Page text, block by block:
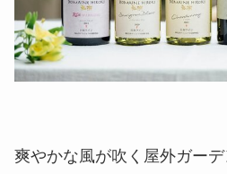
爽やかな風が吹く屋外ガー